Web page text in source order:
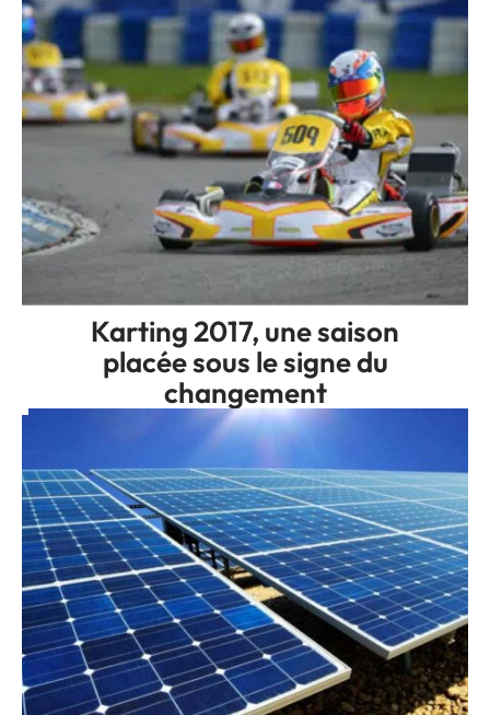
Karting 2017, une saison
placée sous le signe du
changement